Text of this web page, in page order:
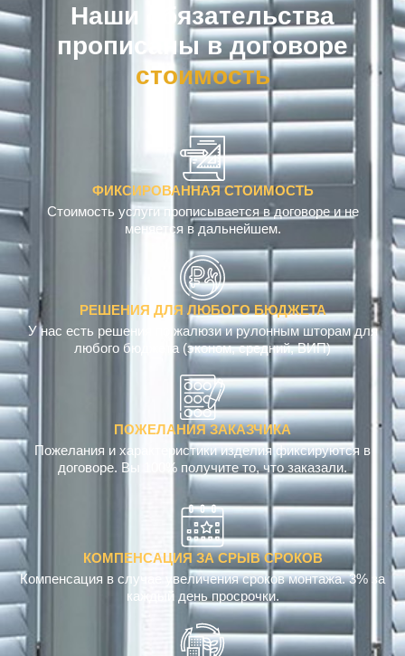
Наши обязательства
прописаны в договоре
ФИКСИРОВАННАЯ СТОИМОСТЬ
Стоимость услуги прописывается в договоре и не
меняется в дальнейшем.
РЕШЕНИЯ ДЛЯ ЛЮБОГО БЮДЖЕТА
У нас есть решения по жалюзи и рулонным шторам для
любого бюджета (эконом, средний, ВИП)
ПОЖЕЛАНИЯ ЗАКАЗЧИКА
Пожелания и характеристики изделия фиксируются в
договоре. Вы 100% получите то, что заказали.
КОМПЕНСАЦИЯ ЗА СРЫВ СРОКОВ
Компенсация в случае увеличения сроков монтажа. 3% за
каждый день просрочки.
БЕЗ ЗАПАХА, АНТИАЛЕРГЕННАЯ